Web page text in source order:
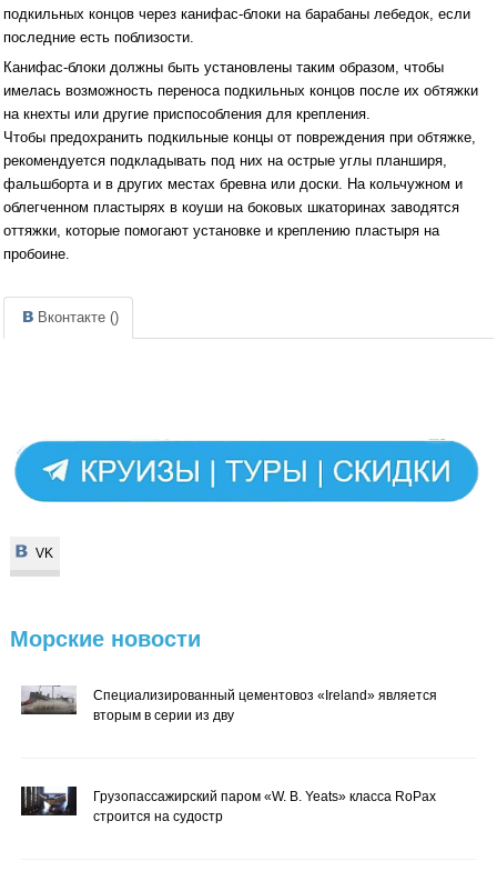
подкильных концов через канифас-блоки на барабаны лебедок, если
последние есть поблизости.
Канифас-блоки должны быть установлены таким образом, чтобы
имелась возможность переноса подкильных концов после их обтяжки
на кнехты или другие приспособления для крепления.
Чтобы предохранить подкильные концы от повреждения при обтяжке,
рекомендуется подкладывать под них на острые углы планширя,
фальшборта и в других местах бревна или доски. На кольчужном и
облегченном пластырях в коуши на боковых шкаторинах заводятся
оттяжки, которые помогают установке и креплению пластыря на
пробоине.
Вконтакте ()
VK
VK
Морские новости
Специализированный цементовоз «Ireland» является
вторым в серии из дву
Грузопассажирский паром «W. B. Yeats» класса RoPax
строится на судостр